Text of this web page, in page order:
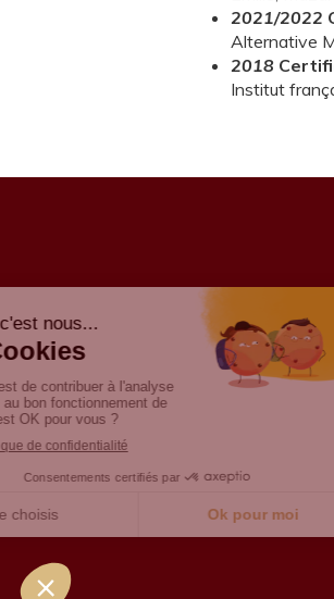
2021/2022
Alternative
2018
Institut